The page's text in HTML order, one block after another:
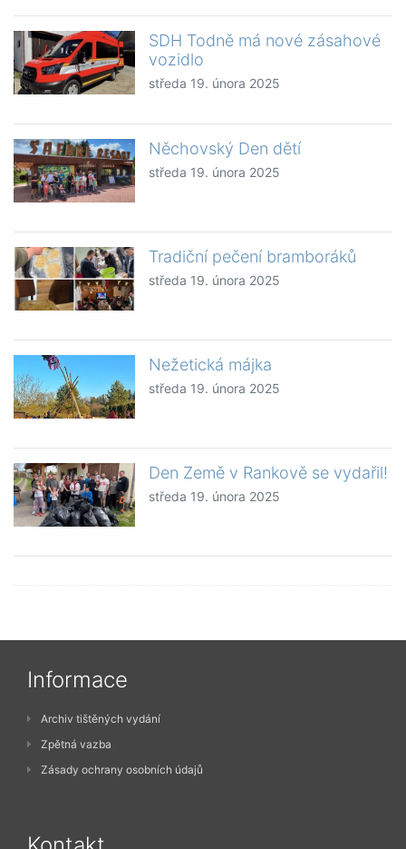
SDH Todně má nové zásahové
vozidlo
středa 19. února 2025
Něchovský Den dětí
středa 19. února 2025
Tradiční pečení bramboráků
středa 19. února 2025
Nežetická májka
středa 19. února 2025
Den Země v Rankově se vydařil!
středa 19. února 2025
Informace
Archiv tištěných vydání
Zpětná vazba
Zásady ochrany osobních údajů